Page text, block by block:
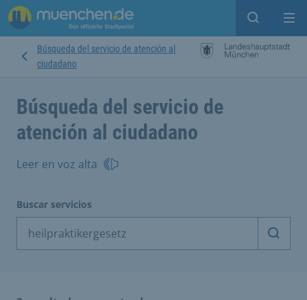
Open
Búsqueda del servicio de atención al
ciudadano
Búsqueda del servicio de
atención al ciudadano
Leer en voz alta
Buscar servicios